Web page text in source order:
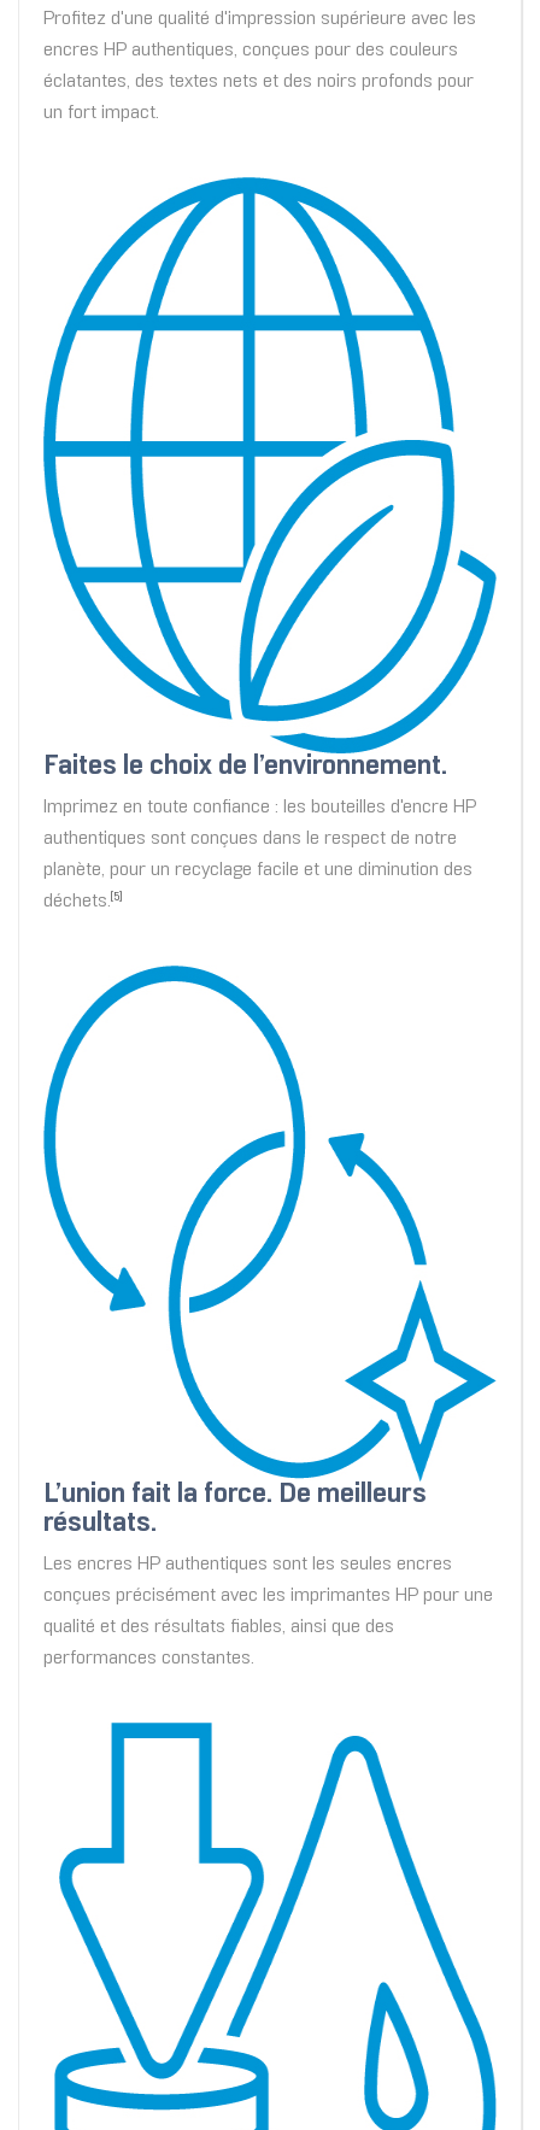
Profitez d'une qualité d'impression supérieure avec les
encres HP authentiques, conçues pour des couleurs
éclatantes, des textes nets et des noirs profonds pour
un fort impact.
Faites le choix de l’environnement.
Imprimez en toute confiance : les bouteilles d'encre HP
authentiques sont conçues dans le respect de notre
planète, pour un recyclage facile et une diminution des
déchets. [5]
L’union fait la force. De meilleurs
résultats.
Les encres HP authentiques sont les seules encres
conçues précisément avec les imprimantes HP pour une
qualité et des résultats fiables, ainsi que des
performances constantes.